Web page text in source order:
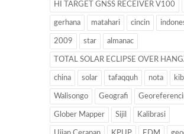
HI TARGET GNSS RECEIVER V100
gerhana matahari cincin
2009 star almanac
TOTAL SOLAR ECLIPSE OVER
china solar tafaqquh nota
Walisongo Geografi
Glober Mapper Sijil Kalibrasi